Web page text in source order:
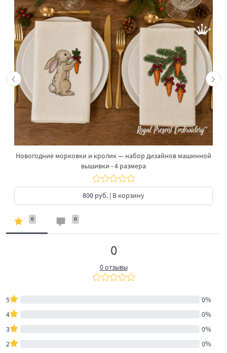
Новогодние морковки и кролик — набор дизайнов машинной
вышивки - 4 размера
800 руб. | В корзину
0 0
0
0 отзывы
5
0%
4
0%
3
0%
2
0%